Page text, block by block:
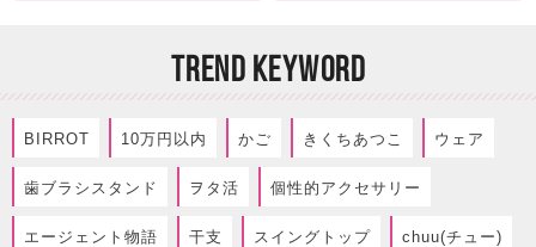
TREND KEYWORD
BIRROT 10万円以内 かご きくちあつこ ウェア
歯ブラシスタンド ヲタ活 個性的アクセサリー
エージェント物語 干支 スイングトップ chuu(チュー)